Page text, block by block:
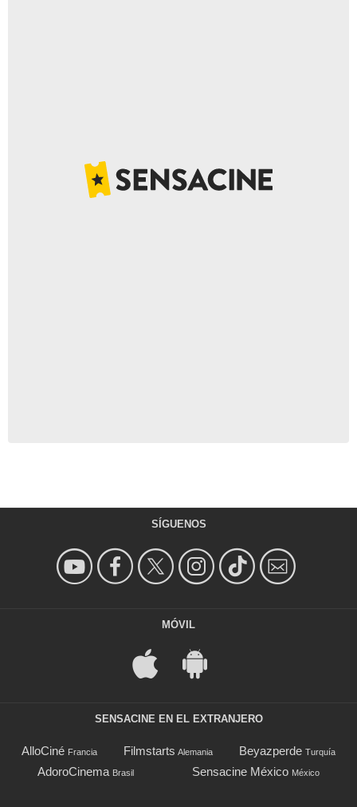
SÍGUENOS
MÓVIL
SENSACINE EN EL EXTRANJERO
AlloCiné Francia Filmstarts Alemania Beyazperde Turquía
AdoroCinema Brasil Sensacine México México